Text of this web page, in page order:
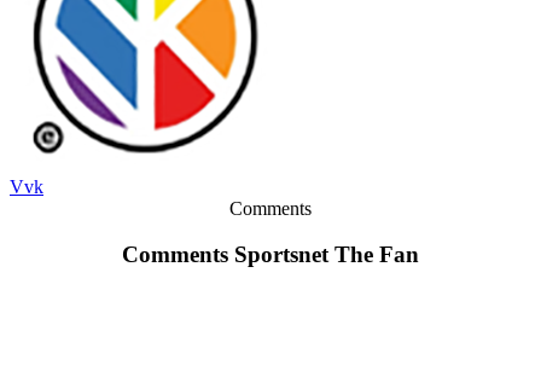
Vvk
Comments
Comments Sportsnet The Fan